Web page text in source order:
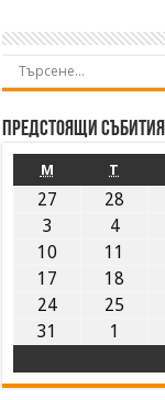
Предстоящи събития
M T
27 28
3
4
10
11
17
18
24
25
31
1